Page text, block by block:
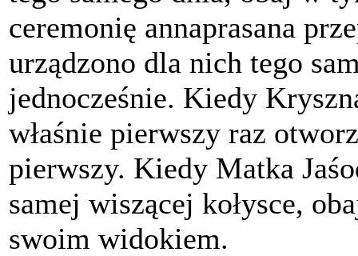
ceremonię annaprasana
urządzono dla nich tego
jednocześnie. Kiedy
właśnie pierwszy raz
pierwszy. Kiedy Matka
samej wiszącej kołysce,
swoim widokiem.